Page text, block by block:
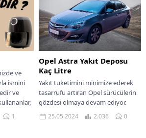
ve
ismini
ve
1
Opel Astra Yakıt Deposu
Kaç Litre
Yakıt tüketimini minimize ederek
tasarrufu artıran Opel sürücülerin
gözdesi olmaya devam ediyor.
Bunlar arasında tercihlerin ilk
sırasında olan Opel Astra’nın...
25.05.2024 2.036 0